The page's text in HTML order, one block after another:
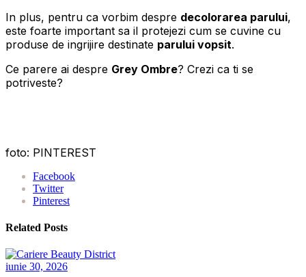
In plus, pentru ca vorbim despre decolorarea parului,
este foarte important sa il protejezi cum se cuvine cu
produse de ingrijire destinate parului vopsit.
Ce parere ai despre Grey Ombre? Crezi ca ti se
potriveste?
foto: PINTEREST
Facebook
Twitter
Pinterest
Related Posts
iunie 30, 2026